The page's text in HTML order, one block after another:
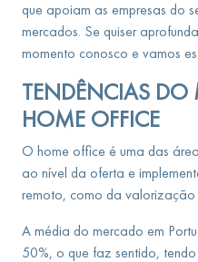
que apoiam as empresas do
mercados. Se quiser
momento conosco e vamos
TENDÊNCIAS DO
HOME OFFICE
O home office é uma das
ao nível da oferta e
remoto, como da
A média do mercado em
50%, o que faz sentido,